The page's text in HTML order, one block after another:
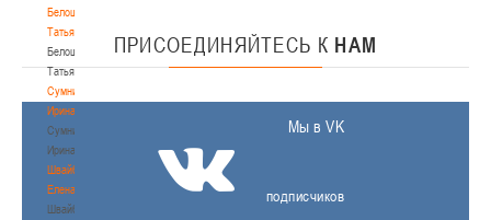
Белошапко
Татьяна
Белошапко
Татьяна
Сумникова
Ирина
Сумникова
Ирина
Швайбович
Елена
Швайбович
ПРИСОЕДИНЯЙТЕСЬ К НАМ
Мы в VK
подписчиков